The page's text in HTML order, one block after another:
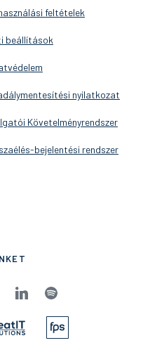
feltételek
beállítások
nyilatkozat
Követelményrendszer
bejelentési rendszer